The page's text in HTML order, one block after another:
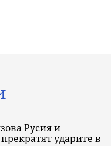
Русия и
ударите в